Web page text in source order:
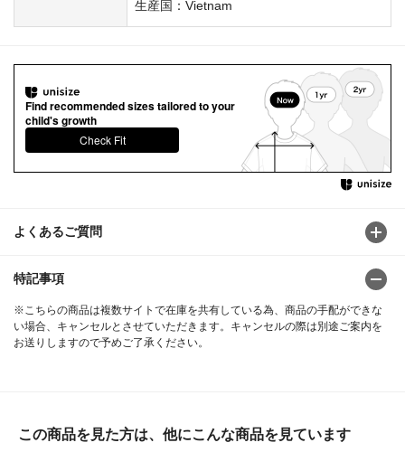
生産国：Vietnam
よくあるご質問
特記事項
※こちらの商品は複数サイトで在庫を共有している為、商品の手配ができな
い場合、キャンセルとさせていただきます。キャンセルの際は別途ご案内を
お送りしますので予めご了承ください。
Find recommended sizes tailored to your
child's growth
Check Fit
この商品を見た方は、他にこんな商品を見ています